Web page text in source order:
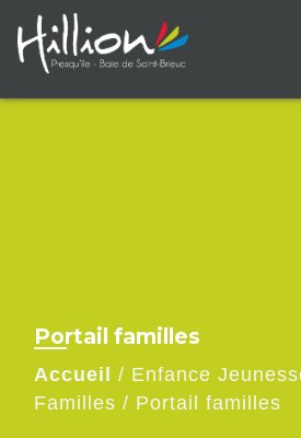
Portail familles
Accueil / Enfance
Familles / Portail familles